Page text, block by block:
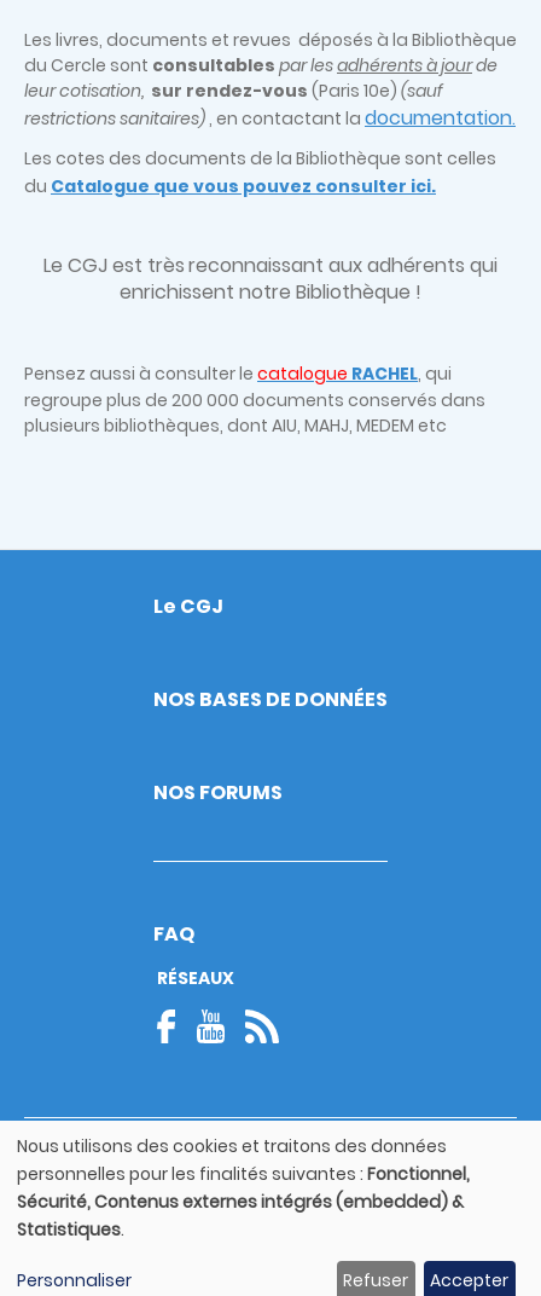
Les livres, documents et revues déposés à la Bibliothèque
du Cercle sont consultables par lesadhérents à jourde
leur cotisation, sur rendez-vous (Paris 10e) (sauf
restrictions sanitaires), en contactant la documentation.
Les cotes des documents de la Bibliothèque sont celles
du Catalogue que vous pouvez consulter ici.
Le CGJ est trèsreconnaissant aux adhérents qui
enrichissent notre Bibliothèque !
Pensez aussi à consulter le catalogue RACHEL, qui
regroupe plus de 200 000 documents conservés dans
plusieurs bibliothèques, dont AIU, MAHJ, MEDEM etc
Footer
Le CGJ
NOS BASES DE DONNÉES
NOS FORUMS
FAQ
RÉSEAUX
© Copyright 2026
Footer
bottom
Mentions légales
Utilisation
des
données
personnelles
et
Nous utilisons des cookies et traitons des données
personnelles pour les finalités suivantes : Fonctionnel,
Sécurité, Contenus externes intégrés (embedded) &
Statistiques.
Personnaliser Refuser Accepter